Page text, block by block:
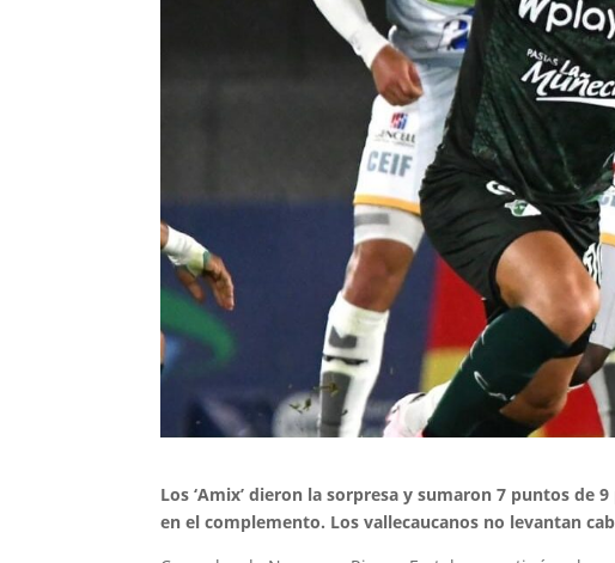
Los ‘Amix’ dieron la sorpresa y sumaron 7 puntos de
en el complemento. Los vallecaucanos no levantan